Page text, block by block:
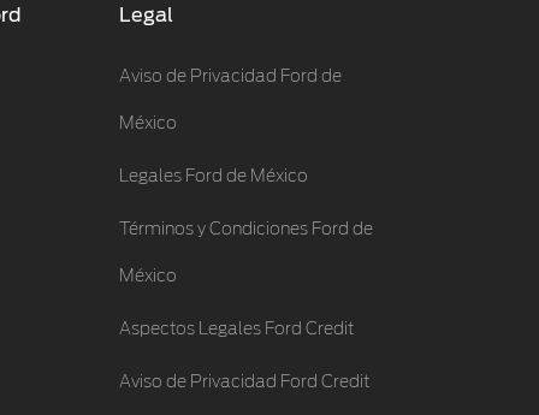
Legal
Aviso de Privacidad Ford de
México
Legales Ford de México
Términos y Condiciones Ford de
México
Aspectos Legales Ford Credit
Aviso de Privacidad Ford Credit